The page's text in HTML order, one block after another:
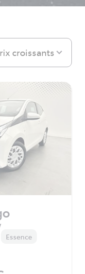
croissants
Essence